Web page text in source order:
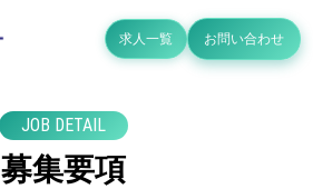
求人一覧 お問い合わせ
JOB DETAIL
募集要項